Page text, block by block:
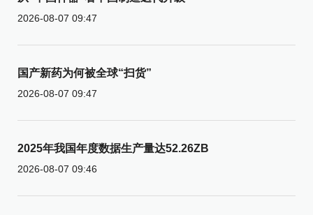
2026-08-07 09:47
国产新药为何被全球“扫货”
2026-08-07 09:47
2025年我国年度数据生产量达52.26ZB
2026-08-07 09:46